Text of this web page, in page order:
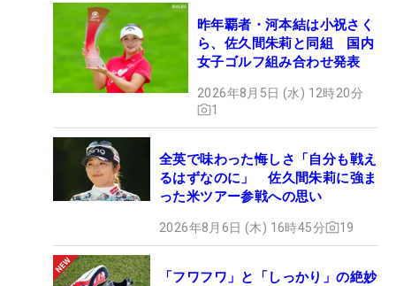
昨年覇者・河本結は小祝さく
ら、佐久間朱莉と同組 国内
女子ゴルフ組み合わせ発表
2026年8月5日 (水) 12時20分
1
全英で味わった悔しさ「自分も戦え
るはずなのに」 佐久間朱莉に強ま
った米ツアー参戦への思い
2026年8月6日 (木) 16時45分 19
「フワフワ」と「しっかり」の絶妙